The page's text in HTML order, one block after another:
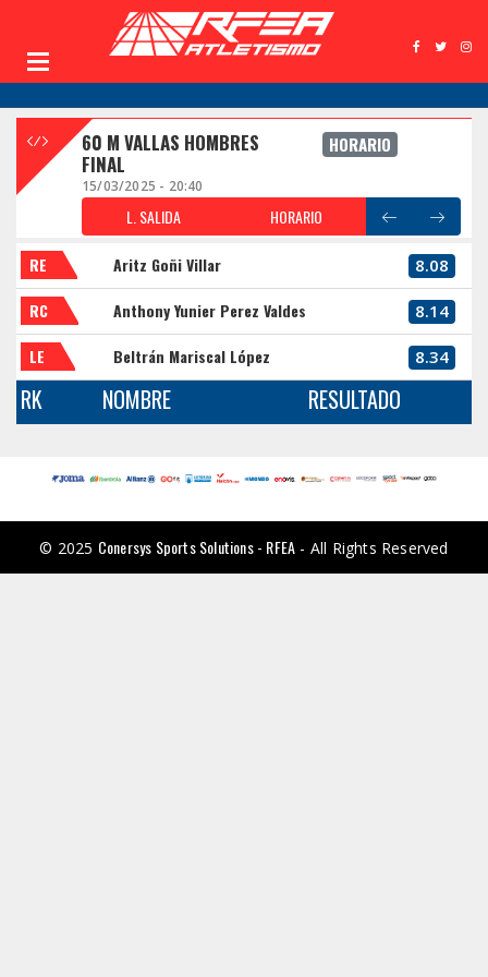
60 M VALLAS HOMBRES
FINAL
HORARIO
15/03/2025 - 20:40
L. SALIDA HORARIO
RE Aritz Goñi Villar 8.08
RC Anthony Yunier Perez Valdes 8.14
LE Beltrán Mariscal López 8.34
RK NOMBRE RESULTADO
© 2025 Conersys Sports Solutions - RFEA - All Rights Reserved